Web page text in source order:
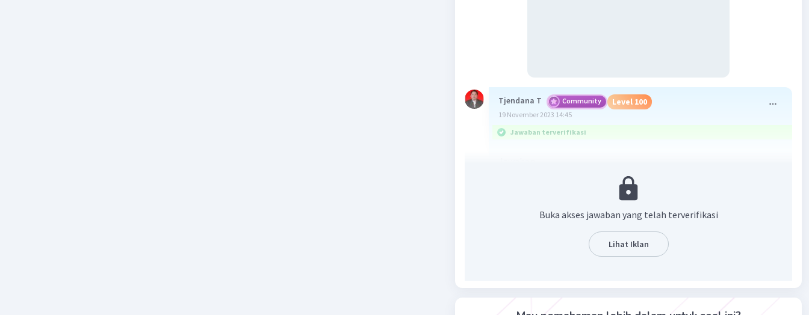
Tjendana T Community Level 100
19 November 2023 14:45
Jawaban terverifikasi
Penulisan untuk rumus kimia 2 molekul asam oksalat adalah 2
Buka akses jawaban yang telah terverifikasi
Lihat Iklan